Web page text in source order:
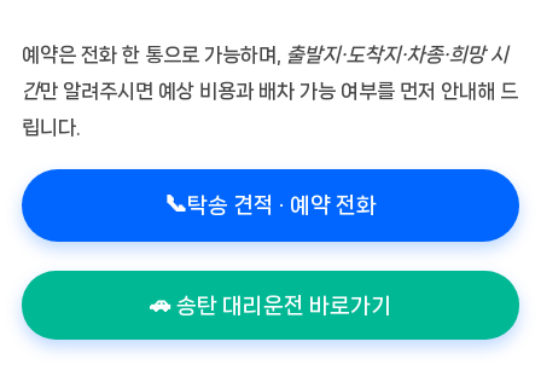
예약은 전화 한 통으로 가능하며,
출발지·도착지·차종·희망 시
간만 알려주시면 예상 비용과 배차 가능 여부를 먼저 안내해 드
립니다.
📞탁송 견적 · 예약 전화
🚗 송탄 대리운전 바로가기